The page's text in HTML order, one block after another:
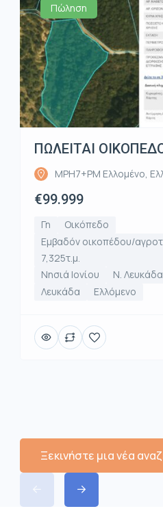
Πώληση
ΠΩΛΕΙΤΑΙ
MPH7+PM Ελλομένο,
€99.999
Γη
Οικόπεδο
Εμβαδόν οικοπέδου/
7,325τ.μ.
Νησιά Ιονίου
Ν.
Λευκάδα
Ελλόμενο
Ξεκινήστε μια νέα